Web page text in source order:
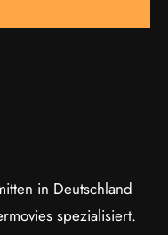
in Deutschland
spezialisiert.